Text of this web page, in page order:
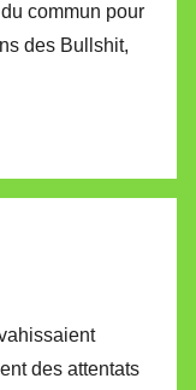
commun pour
des Bullshit,
des attentats